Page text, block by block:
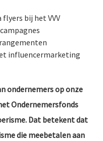
bij het VVV
influencermarketing
ondernemers op onze
Ondernemersfonds
Dat betekent dat
die meebetalen aan